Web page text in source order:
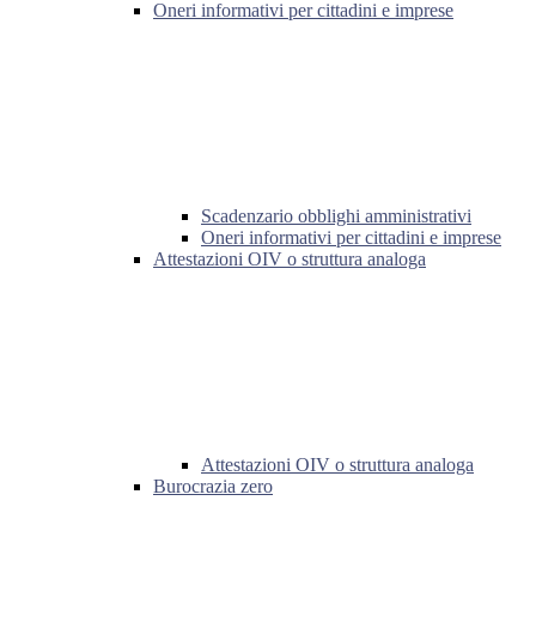
Oneri informativi per cittadini e imprese
Scadenzario obblighi amministrativi
Oneri informativi per cittadini e imprese
Attestazioni OIV o struttura analoga
Attestazioni OIV o struttura analoga
Burocrazia zero